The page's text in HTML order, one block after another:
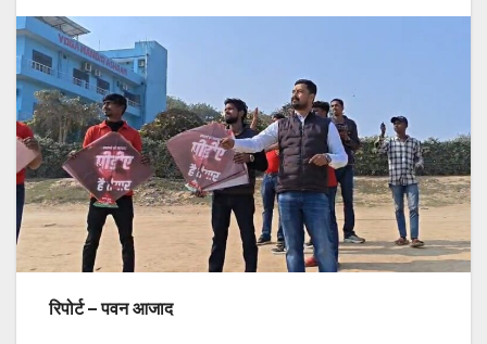
रिपोर्ट – पवन आजाद